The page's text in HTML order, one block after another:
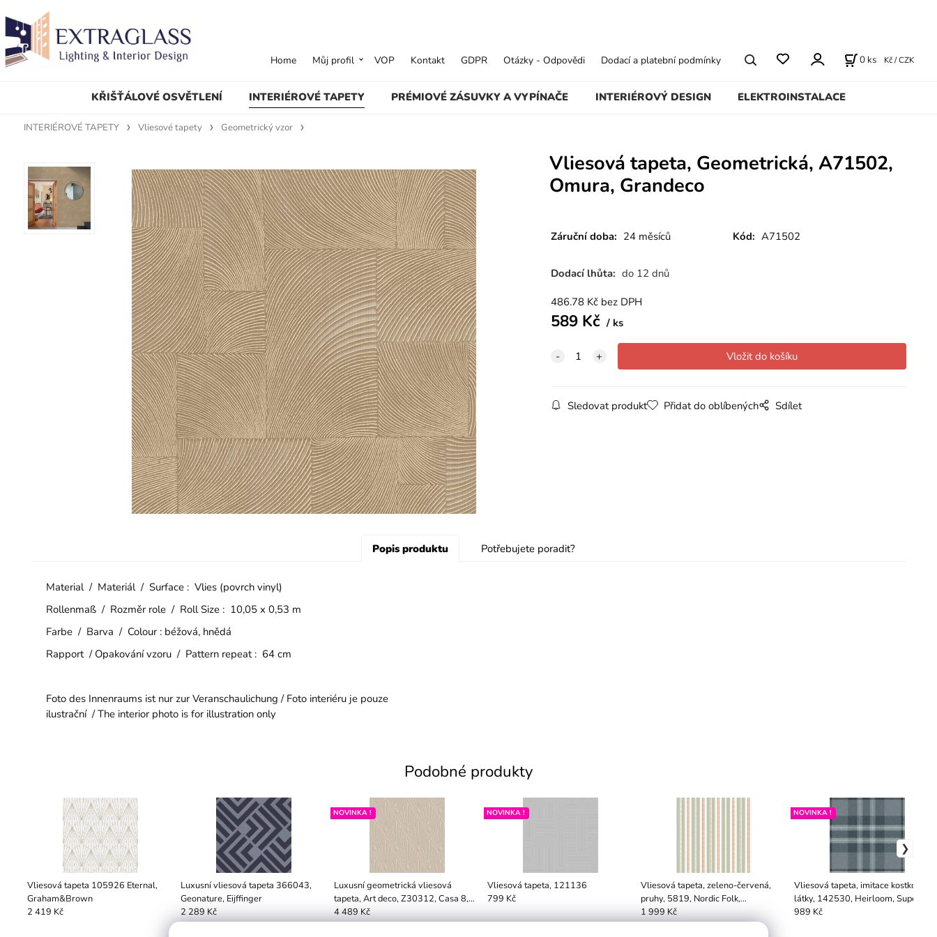
KŘIŠŤÁLOVÉ OSVĚTLENÍ INTERIÉROVÉ TAPETY PRÉMIOVÉ ZÁSUVKY A VYPÍNAČE INTERIÉROVÝ DESIGN ELEKTROINSTALACE
Home Můj profil VOP Kontakt GDPR Otázky - Odpovědi Dodací a platební podmínky 0 ks Kč / CZK
INTERIÉROVÉ TAPETY Vliesové tapety Geometrický vzor
Vliesová tapeta, Geometrická, A71502,
Omura, Grandeco
Záruční doba: 24 měsíců Kód: A71502
Dodací lhůta: do 12 dnů
486.78Kč bez DPH
589Kč ks
Sledovat produkt Přidat do oblíbených Sdílet
Popis produktu Potřebujete poradit?
Material / Materiál / Surface : Vlies (povrch vinyl)
Rollenmaß / Rozměr role / Roll Size : 10,05 x 0,53 m
Farbe / Barva / Colour : béžová, hnědá
Rapport / Opakování vzoru / Pattern repeat : 64 cm
Foto des Innenraums ist nur zur Veranschaulichung / Foto interiéru je pouze
ilustrační / The interior photo is for illustration only
Podobné produkty
Vliesová tapeta 105926 Eternal,
Graham&Brown
2 419 Kč
Luxusní vliesová tapeta 366043,
Geonature, Eijffinger
2 289 Kč
Luxusní geometrická vliesová
tapeta, Art deco, Z30312, Casa 8,
Trussardi
NOVINKA !
4 489 Kč
Vliesová tapeta, 121136
NOVINKA !
799 Kč
Vliesová tapeta, zeleno-červená,
pruhy, 5819, Nordic Folk,
Borastapeter
1 999 Kč
Vliesová tapeta, imitace kostkované
látky, 142530, Heirloom, Superfres
NOVINKA !
989 Kč